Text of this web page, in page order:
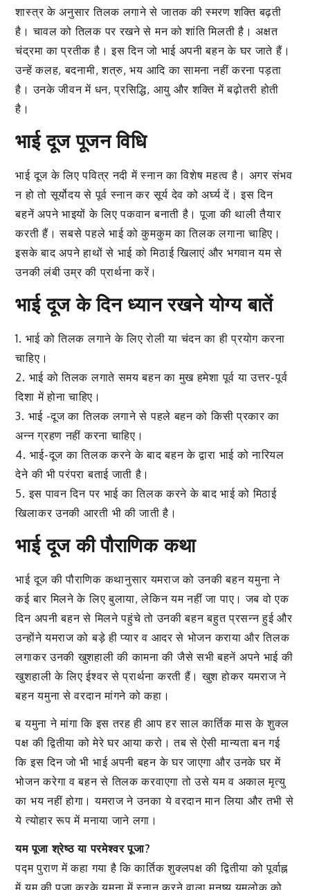
शास्त्र के अनुसार तिलक लगाने से जातक की स्मरण शक्ति बढ़ती
है। चावल को तिलक पर रखने से मन को शांति मिलती है। अक्षत
चंद्रमा का प्रतीक है। इस दिन जो भाई अपनी बहन के घर जाते हैं।
उन्हें कलह, बदनामी, शत्रु, भय आदि का सामना नहीं करना पड़ता
है। उनके जीवन में धन, प्रसिद्धि, आयु और शक्ति में बढ़ोतरी होती
है।
भाई दूज पूजन विधि
भाई दूज के लिए पवित्र नदी में स्नान का विशेष महत्व है। अगर संभव
न हो तो सूर्योदय से पूर्व स्नान कर सूर्य देव को अर्घ्य दें। इस दिन
बहनें अपने भाइयों के लिए पकवान बनाती है। पूजा की थाली तैयार
करती हैं। सबसे पहले भाई को कुमकुम का तिलक लगाना चाहिए।
इसके बाद अपने हाथों से भाई को मिठाई खिलाएं और भगवान यम से
उनकी लंबी उम्र की प्रार्थना करें।
भाई दूज के दिन ध्यान रखने योग्य बातें
1. भाई को तिलक लगाने के लिए रोली या चंदन का ही प्रयोग करना
चाहिए।
2. भाई को तिलक लगाते समय बहन का मुख हमेशा पूर्व या उत्तर-पूर्व
दिशा में होना चाहिए।
3. भाई -दूज का तिलक लगाने से पहले बहन को किसी प्रकार का
अन्न ग्रहण नहीं करना चाहिए।
4. भाई-दूज का तिलक करने के बाद बहन के द्वारा भाई को नारियल
देने की भी परंपरा बताई जाती है।
5. इस पावन दिन पर भाई का तिलक करने के बाद भाई को मिठाई
खिलाकर उनकी आरती भी की जाती है।
भाई दूज की पौराणिक कथा
भाई दूज की पौराणिक कथानुसार यमराज को उनकी बहन यमुना ने
कई बार मिलने के लिए बुलाया, लेकिन यम नहीं जा पाए। जब वो एक
दिन अपनी बहन से मिलने पहुंचे तो उनकी बहन बहुत प्रसन्न हुई और
उन्होंने यमराज को बड़े ही प्यार व आदर से भोजन कराया और तिलक
लगाकर उनकी खुशहाली की कामना की जैसे सभी बहनें अपने भाई की
खुशहाली के लिए ईश्वर से प्रार्थना करती हैं। खुश होकर यमराज ने
बहन यमुना से वरदान मांगने को कहा।
ब यमुना ने मांगा कि इस तरह ही आप हर साल कार्तिक मास के शुक्ल
पक्ष की द्वितीया को मेरे घर आया करो। तब से ऐसी मान्यता बन गई
कि इस दिन जो भी भाई अपनी बहन के घर जाएगा और उनके घर में
भोजन करेगा व बहन से तिलक करवाएगा तो उसे यम व अकाल मृत्यु
का भय नहीं होगा। यमराज ने उनका ये वरदान मान लिया और तभी से
ये त्योहार रूप में मनाया जाने लगा।
यम पूजा श्रेष्ठ या परमेश्वर पूजा?
पद्म पुराण में कहा गया है कि कार्तिक शुक्लपक्ष की द्वितीया को पूर्वाह्न